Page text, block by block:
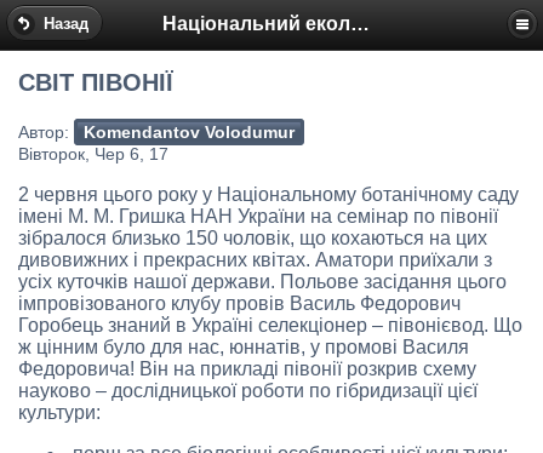
Назад Національний еколого-натуралістичний центр
СВІТ ПІВОНІЇ
Автор:
Komendantov Volodumur
Вівторок, Чер 6, 17
2 червня цього року у Національному ботанічному саду
імені М. М. Гришка НАН України на семінар по півонії
зібралося близько 150 чоловік, що кохаються на цих
дивовижних і прекрасних квітах. Аматори приїхали з
усіх куточків нашої держави. Польове засідання цього
імпровізованого клубу провів Василь Федорович
Горобець знаний в Україні селекціонер – півонієвод. Що
ж цінним було для нас, юннатів, у промові Василя
Федоровича! Він на прикладі півонії розкрив схему
науково – дослідницької роботи по гібридизації цієї
культури: